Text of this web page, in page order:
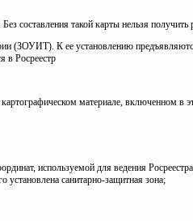
составления такой карты нельзя
(ЗОУИТ). К ее установлению
в Росреестр
материале, включенном в
используемой для ведения
установлена санитарно-защитная зона;